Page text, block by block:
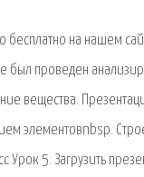
бесплатно на нашем
был проведен
вещества.
элементовnbsp.
5. Загрузить